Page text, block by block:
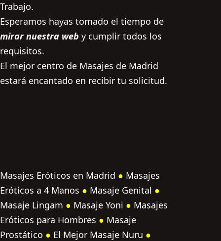
Trabajo.
Esperamos hayas tomado el tiempo de
mirar nuestra web y cumplir todos los
requisitos.
El mejor centro de Masajes de Madrid
estará encantado en recibir tu solicitud.
Masajes Eróticos en Madrid ● Masajes
Eróticos a 4 Manos ● Masaje Genital ●
Masaje Lingam ● Masaje Yoni ● Masajes
Eróticos para Hombres ● Masaje
Prostático ● El Mejor Masaje Nuru ●